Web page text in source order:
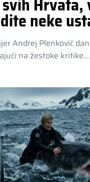
neke
Andrej Plenković
na žestoke kritike…